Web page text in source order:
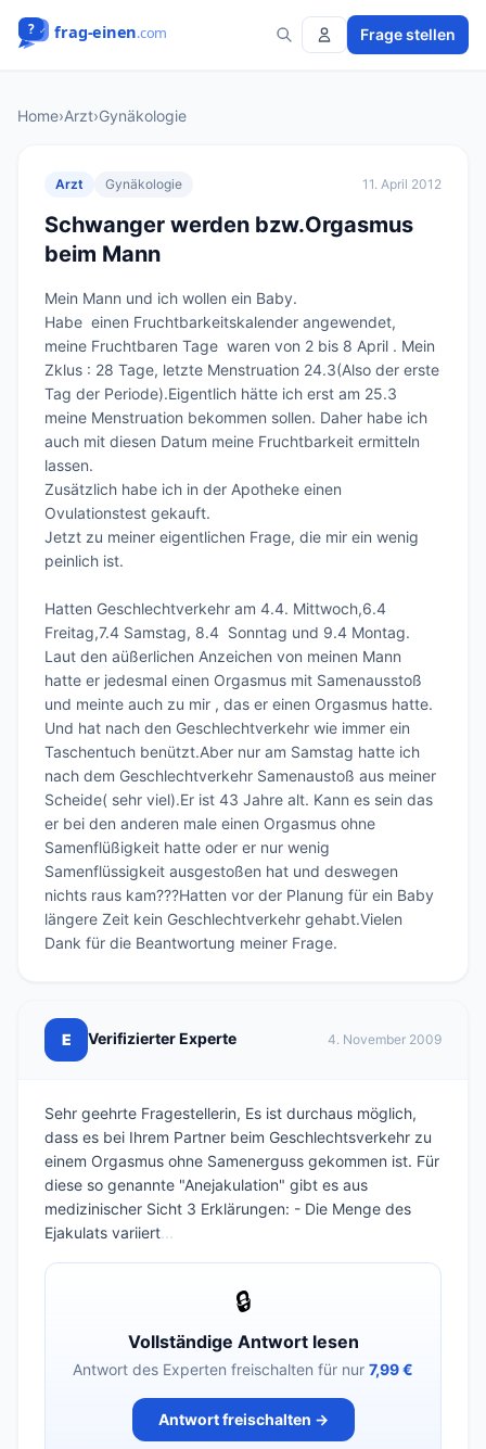
Frage stellen
Home›Arzt›Gynäkologie
Arzt Gynäkologie 11. April 2012
Schwanger werden bzw.Orgasmus
beim Mann
Mein Mann und ich wollen ein Baby.
Habe  einen Fruchtbarkeitskalender angewendet,
meine Fruchtbaren Tage  waren von 2 bis 8 April . Mein
Zklus : 28 Tage, letzte Menstruation 24.3(Also der erste
Tag der Periode).Eigentlich hätte ich erst am 25.3
meine Menstruation bekommen sollen. Daher habe ich
auch mit diesen Datum meine Fruchtbarkeit ermitteln
lassen.
Zusätzlich habe ich in der Apotheke einen
Ovulationstest gekauft.
Jetzt zu meiner eigentlichen Frage, die mir ein wenig
peinlich ist.
Hatten Geschlechtverkehr am 4.4. Mittwoch,6.4
Freitag,7.4 Samstag, 8.4  Sonntag und 9.4 Montag.
Laut den aüßerlichen Anzeichen von meinen Mann
hatte er jedesmal einen Orgasmus mit Samenausstoß
und meinte auch zu mir , das er einen Orgasmus hatte.
Und hat nach den Geschlechtverkehr wie immer ein
Taschentuch benützt.Aber nur am Samstag hatte ich
nach dem Geschlechtverkehr Samenaustoß aus meiner
Scheide( sehr viel).Er ist 43 Jahre alt. Kann es sein das
er bei den anderen male einen Orgasmus ohne
Samenflüßigkeit hatte oder er nur wenig
Samenflüssigkeit ausgestoßen hat und deswegen
nichts raus kam???Hatten vor der Planung für ein Baby
längere Zeit kein Geschlechtverkehr gehabt.Vielen
Dank für die Beantwortung meiner Frage.
E Verifizierter Experte 4. November 2009
Sehr geehrte Fragestellerin, Es ist durchaus möglich,
dass es bei Ihrem Partner beim Geschlechtsverkehr zu
einem Orgasmus ohne Samenerguss gekommen ist. Für
diese so genannte "Anejakulation" gibt es aus
medizinischer Sicht 3 Erklärungen: - Die Menge des
Ejakulats variiert...
🔒
Vollständige Antwort lesen
Antwort des Experten freischalten für nur 7,99 €
Antwort freischalten →